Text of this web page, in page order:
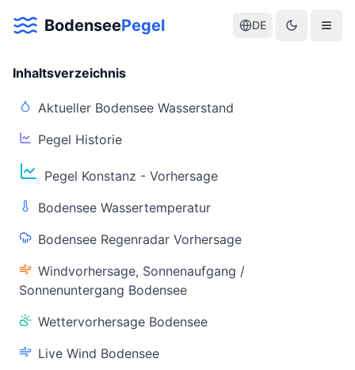
BodenseePegel DE
Inhaltsverzeichnis
Aktueller Bodensee Wasserstand
Pegel Historie
Pegel Konstanz - Vorhersage
Bodensee Wassertemperatur
Bodensee Regenradar Vorhersage
Windvorhersage, Sonnenaufgang /
Sonnenuntergang Bodensee
Wettervorhersage Bodensee
Live Wind Bodensee
Aktuelle Warnlage Bodensee
Aktueller Bodensee Pegel & Wasserstand
Live-Daten
(Konstanz)
Wassertemperatur
(Friedrichshafen)
Warnstatus